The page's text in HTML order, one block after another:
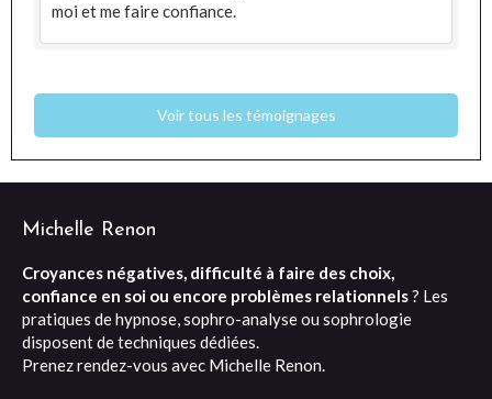
moi et me faire confiance.
Voir tous les témoignages
Michelle Renon
Croyances négatives, difficulté à faire des choix,
confiance en soi ou encore problèmes relationnels? Les
pratiques de hypnose, sophro-analyse ou sophrologie
disposent de techniques dédiées.
Prenez rendez-vous avec Michelle Renon.